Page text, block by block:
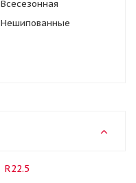
Всесезонная
Нешипованные
R22.5